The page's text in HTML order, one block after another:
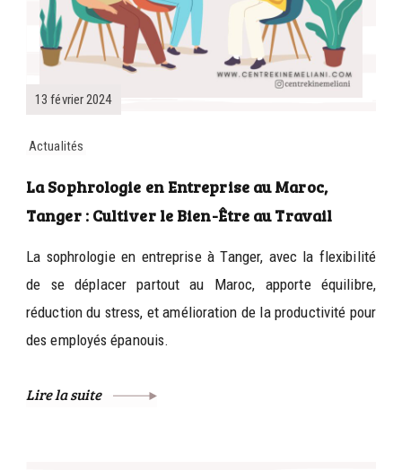
13 février 2024
Actualités
La Sophrologie en Entreprise au Maroc,
Tanger : Cultiver le Bien-Être au Travail
La sophrologie en entreprise à Tanger, avec la flexibilité
de se déplacer partout au Maroc, apporte équilibre,
réduction du stress, et amélioration de la productivité pour
des employés épanouis.
Lire la suite